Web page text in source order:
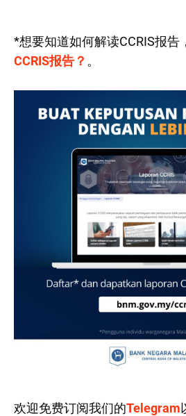
*想要知道如何解读CCRIS报告
CCRIS报告？ 。
欢迎免费订阅我们的Telegram